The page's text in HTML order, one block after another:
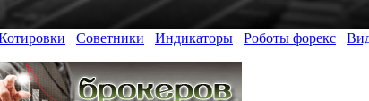
Советники Индикаторы Роботы форекс